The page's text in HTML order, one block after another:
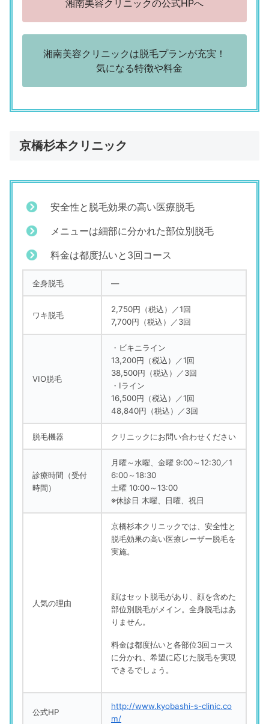
湘南美容クリニックの公式HPへ
湘南美容クリニックは脱毛プランが充実！
気になる特徴や料金
京橋杉本クリニック
安全性と脱毛効果の高い医療脱毛
メニューは細部に分かれた部位別脱毛
料金は都度払いと3回コース
全身脱毛 ―
ワキ脱毛
2,750円（税込）／1回
7,700円（税込）／3回
VIO脱毛
・ビキニライン
13,200円（税込）／1回
38,500円（税込）／3回
・Iライン
16,500円（税込）／1回
48,840円（税込）／3回
脱毛機器 クリニックにお問い合わせください
診療時間（受付
時間）
月曜～水曜、金曜 9:00～12:30／1
6:00～18:30
土曜 10:00～13:00
※休診日 木曜、日曜、祝日
人気の理由
京橋杉本クリニックでは、安全性と
脱毛効果の高い医療レーザー脱毛を
実施。
顔はセット脱毛があり、顔を含めた
部位別脱毛がメイン。全身脱毛はあ
りません。
料金は都度払いと各部位3回コース
に分かれ、希望に応じた脱毛を実現
できるでしょう。
公式HP
http://www.kyobashi-s-clinic.co
m/